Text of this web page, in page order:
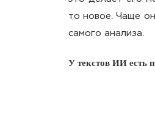
то новое. Чаще
самого анализа.
У текстов ИИ есть